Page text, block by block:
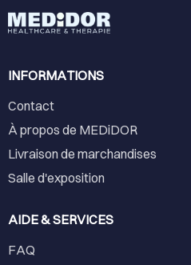
INFORMATIONS
Contact
À propos de MEDiDOR
Livraison de marchandises
Salle d'exposition
AIDE & SERVICES
FAQ